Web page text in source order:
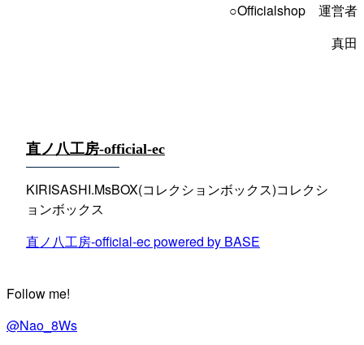
○Officialshop 運営者
真田
直ノ八工房-official-ec
KIRISASHI.MsBOX(コレクションボックス)コレクシ
ョンボックス
直ノ八工房-official-ec powered by BASE
Follow me!
@Nao_8Ws